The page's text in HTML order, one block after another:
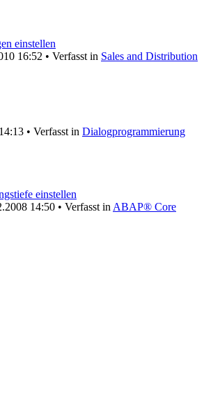
einstellen
16:52 • Verfasst in Sales and Distribution
• Verfasst in Dialogprogrammierung
einstellen
14:50 • Verfasst in ABAP® Core